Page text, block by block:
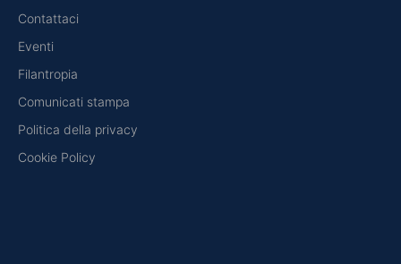
Contattaci
Eventi
Filantropia
Comunicati stampa
Politica della privacy
Cookie Policy